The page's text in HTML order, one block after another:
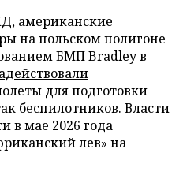
американские
на польском полигоне
БМП Bradley в
для подготовки
беспилотников. Власти
в мае 2026 года
лев» на